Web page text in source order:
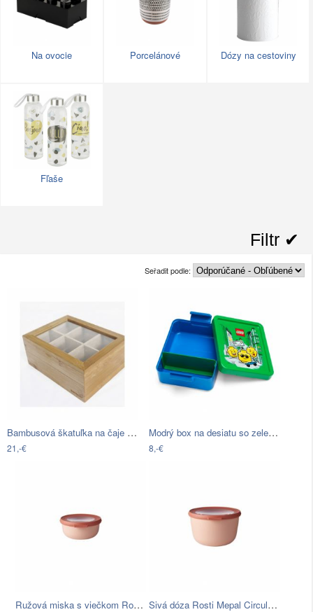
Na ovocie Porcelánové Dózy na cestoviny
Fľaše
Filtr ✔︎
Seřadit podle:
Bambusová škatuľka na čaje Bambum Misto
21,-€
Modrý box na desiatu so zeleným vekom…
8,-€
Ružová miska s viečkom Rosti Mepal… Sivá dóza Rosti Mepal Circula, 2 l